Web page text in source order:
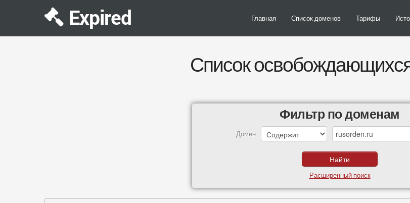
Expired Главная Список доменов Тарифы
Список
Фильтр по доменам
Домен
Расширенный поиск